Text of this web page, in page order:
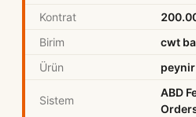
Kontrat
Birim
cwt
Ürün
peynir
Sistem
ABD